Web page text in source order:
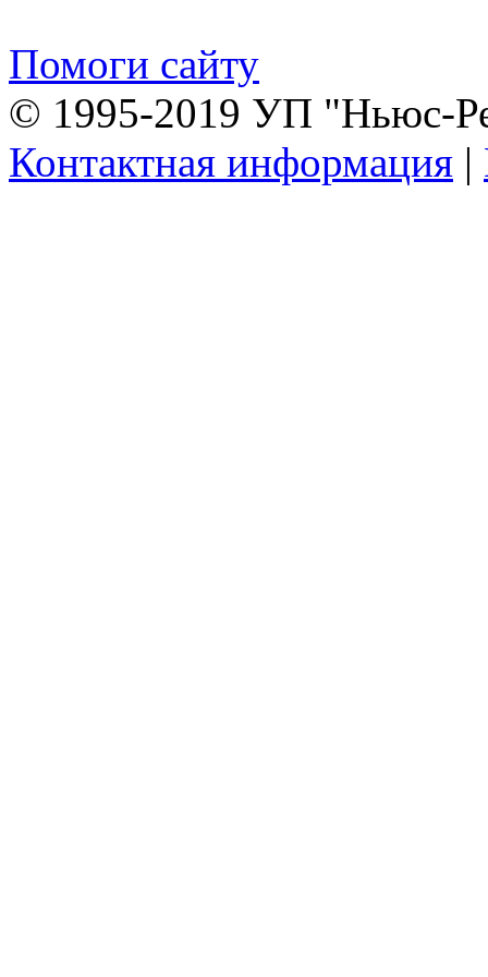
Помоги сайту
© 1995-2019 УП "Ньюс-
Контактная информация |